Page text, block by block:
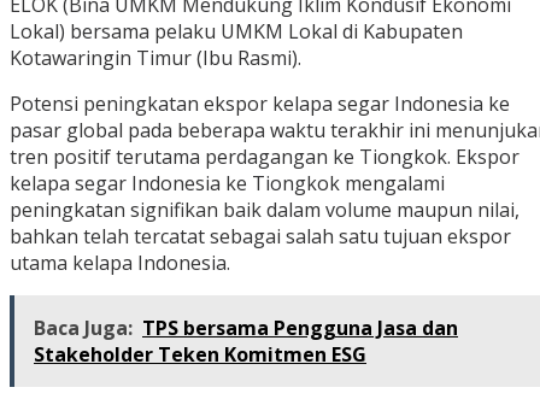
Lokal) bersama pelaku UMKM Lokal di Kabupaten
Kotawaringin Timur (Ibu Rasmi).
Potensi peningkatan ekspor kelapa segar Indonesia ke
pasar global pada beberapa waktu terakhir ini
tren positif terutama perdagangan ke Tiongkok. Ekspor
kelapa segar Indonesia ke Tiongkok mengalami
peningkatan signifikan baik dalam volume maupun nilai,
bahkan telah tercatat sebagai salah satu tujuan ekspor
utama kelapa Indonesia.
Baca Juga: TPS bersama Pengguna Jasa dan
Stakeholder Teken Komitmen ESG